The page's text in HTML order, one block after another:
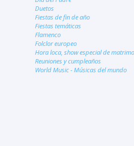
Duetos
Fiestas de fin de año
Fiestas temáticas
Flamenco
Folclor europeo
Hora loca, show especial de
Reuniones y cumpleaños
World Music - Músicas del mundo